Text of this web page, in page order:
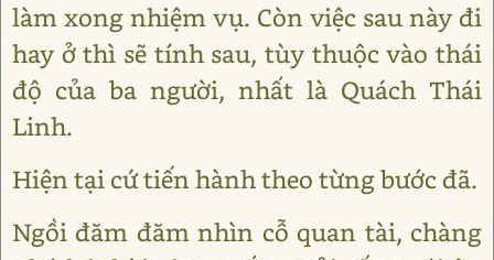
làm xong nhiệm vụ. Còn việc sau này đi
hay ở thì sẽ tính sau, tùy thuộc vào thái
độ của ba người, nhất là Quách Thái
Linh.
Hiện tại cứ tiến hành theo từng bước đã.
Ngồi đăm đăm nhìn cỗ quan tài, chàng